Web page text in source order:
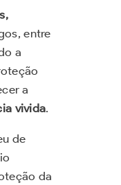
entre
a
a
vivida.
de
da